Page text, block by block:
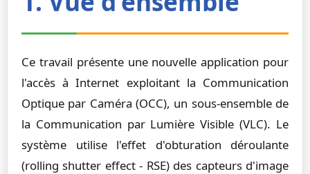
Ce travail présente une nouvelle application pour
l'accès à Internet exploitant la Communication
Optique par Caméra (OCC), un sous-ensemble de
la Communication par Lumière Visible (VLC). Le
système utilise l'effet d'obturation déroulante
(rolling shutter effect - RSE) des capteurs d'image